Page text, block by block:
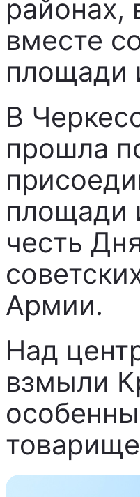
районах,
вместе
площади
В
прошла
площади
честь
Армии.
Над
взмыли